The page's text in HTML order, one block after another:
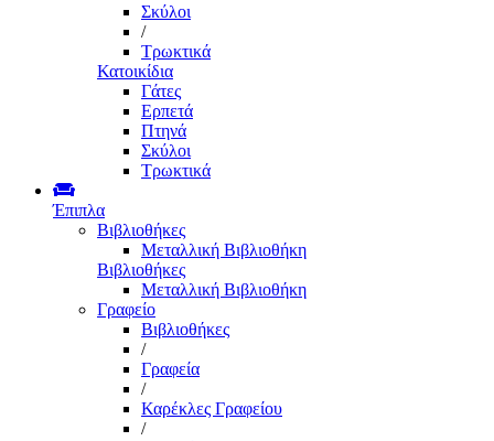
Σκύλοι
/
Τρωκτικά
Κατοικίδια
Γάτες
Ερπετά
Πτηνά
Σκύλοι
Τρωκτικά
Έπιπλα
Βιβλιοθήκες
Μεταλλική Βιβλιοθήκη
Βιβλιοθήκες
Μεταλλική Βιβλιοθήκη
Γραφείο
Βιβλιοθήκες
/
Γραφεία
/
Καρέκλες Γραφείου
/